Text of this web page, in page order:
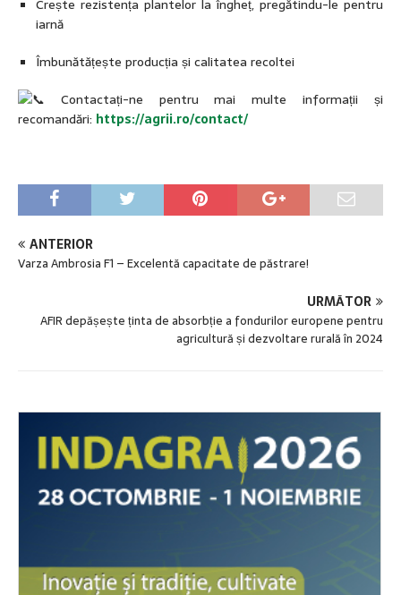
Crește rezistența plantelor la îngheț, pregătindu-le pentru
iarnă
Îmbunătățește producția și calitatea recoltei
Contactați-ne pentru mai multe informații și
recomandări: https://agrii.ro/contact/
ANTERIOR
Varza Ambrosia F1 – Excelentă capacitate de păstrare!
URMĂTOR
AFIR depășește ținta de absorbție a fondurilor europene pentru
agricultură și dezvoltare rurală în 2024